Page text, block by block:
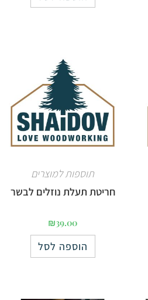
תוספות למוצרים
חריטת תעלת נוזלים לבשר
₪39.00
הוספה לסל